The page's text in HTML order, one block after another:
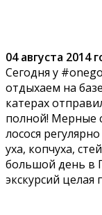
04 августа 2014
Сегодня у
отдыхаем на
катерах
полной! Мерные
лосося
уха, копчуха,
большой день в
экскурсий целая